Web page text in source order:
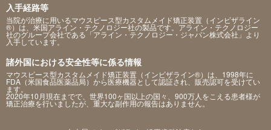
入手経路等
当院が治療に用いるマウスピース型カスタムメイド矯正装置（インビザライン
®）は、米国アライン・テクノロジー社の製品です。アライン・テクノロジー
社のグループ会社である「アライン・テクノロジー・ジャパン株式会社」より
入手しています。
諸外国における安全性等に係る情報
マウスピース型カスタムメイド矯正装置（インビザライン®）は、1998年に
FDA（米国食品医薬品局）から医療機器として認証され、販売認可を受けてい
ます。
2020年10月現在までで、世界100ヶ国以上の国々、900万人をこえる患者様が
矯正治療を行いましたが、重大な副作用の報告はありません。